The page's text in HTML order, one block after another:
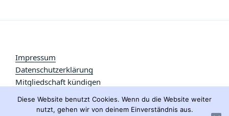
Impressum
Datenschutzerklärung
Mitgliedschaft kündigen
Diese Website benutzt Cookies. Wenn du die Website weiter
nutzt, gehen wir von deinem Einverständnis aus.